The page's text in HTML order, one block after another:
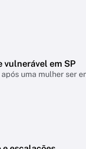
vulnerável em SP
uma mulher ser